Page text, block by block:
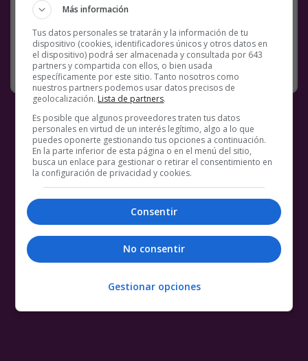
ASCO BS18 CAMPEONATO
PERSONALIDADES
MEMES 25 NOVIEMBRE, 2018
Más información
Tus datos personales se tratarán y la información de tu
dispositivo (cookies, identificadores únicos y otros datos en
el dispositivo) podrá ser almacenada y consultada por 643
partners y compartida con ellos, o bien usada
específicamente por este sitio. Tanto nosotros como
nuestros partners podemos usar datos precisos de
geolocalización. Lista de partners.
Es posible que algunos proveedores traten tus datos
personales en virtud de un interés legítimo, algo a lo que
puedes oponerte gestionando tus opciones a continuación.
En la parte inferior de esta página o en el menú del sitio,
busca un enlace para gestionar o retirar el consentimiento en
la configuración de privacidad y cookies.
Consentir
No consentir
Gestionar opciones